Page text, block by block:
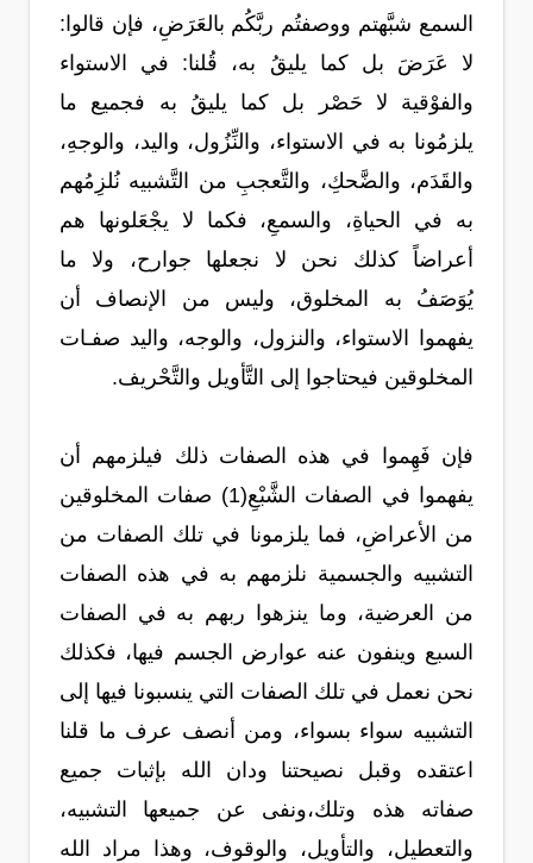
السمع شبَّهتم ووصفتُم ربَّكُم بالعَرَضِ، فإن قالوا:
لا عَرَضَ بل كما يليقُ به، قُلنا: في الاستواء
والفوْقية لا حَصْر بل كما يليقُ به فجميع ما
يلزمُونا به في الاستواء، والنِّزُول، واليد، والوجهِ،
والقَدَم، والضَّحكِ، والتَّعجبِ من التَّشبيه نُلزِمُهم
به في الحياةِ، والسمعِ، فكما لا يجْعَلونها هم
أعراضاً كذلك نحن لا نجعلها جوارح، ولا ما
يُوَصَفُ به المخلوق، وليس من الإنصاف أن
يفهموا الاستواء، والنزول، والوجه، واليد صفـات
المخلوقين فيحتاجوا إلى التَّأويل والتَّحْريف.
فإن فَهِموا في هذه الصفات ذلك فيلزمهم أن
يفهموا في الصفات الشَّبْعِ(1) صفات المخلوقين
من الأعراضِ، فما يلزمونا في تلك الصفات من
التشبيه والجسمية نلزمهم به في هذه الصفات
من العرضية، وما ينزهوا ربهم به في الصفات
السبع وينفون عنه عوارض الجسم فيها، فكذلك
نحن نعمل في تلك الصفات التي ينسبونا فيها إلى
التشبيه سواء بسواء، ومن أنصف عرف ما قلنا
اعتقده وقبل نصيحتنا ودان الله بإثبات جميع
صفاته هذه وتلك،ونفى عن جميعها التشبيه،
والتعطيل، والتأويل، والوقوف، وهذا مراد الله